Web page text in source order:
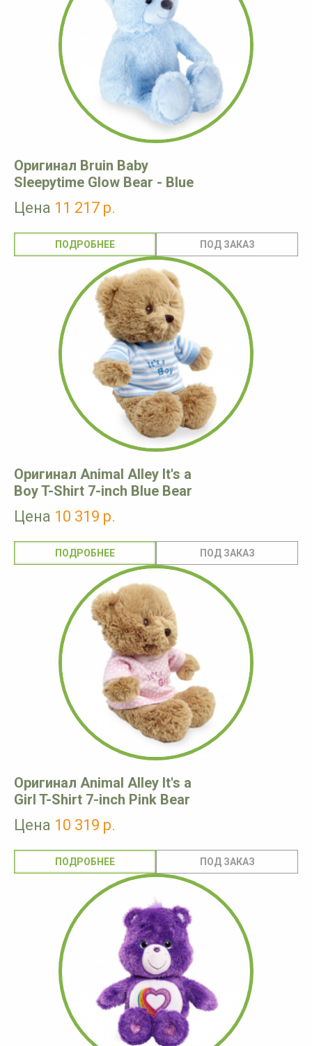
Оригинал Bruin Baby
Sleepytime Glow Bear - Blue
Цена 11 217 р.
ПОДРОБНЕЕ
Оригинал Animal Alley It's a
Boy T-Shirt 7-inch Blue Bear
Цена 10 319 р.
ПОДРОБНЕЕ
Оригинал Animal Alley It's a
Girl T-Shirt 7-inch Pink Bear
Цена 10 319 р.
ПОДРОБНЕЕ